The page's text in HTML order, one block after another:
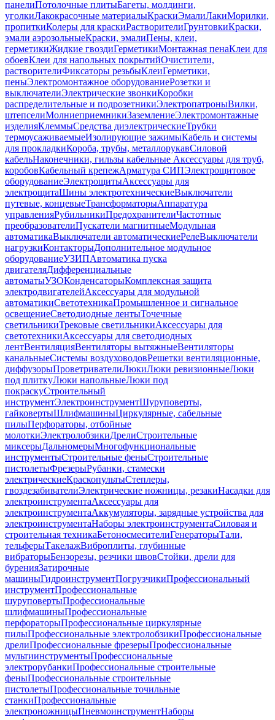
панелиПотолочные плитыБагеты, молдинги,
уголкиЛакокрасочные материалыКраскиЭмалиЛакиМорилки,
пропиткиКолеры для краскиРастворителиГрунтовкиКраски,
эмали аэрозольныеКраски, эмалиПены, клеи,
герметикиЖидкие гвоздиГерметикиМонтажная пенаКлеи для
обоевКлеи для напольных покрытийОчистители,
растворителиФиксаторы резьбыКлеиГерметики,
пеныЭлектромонтажное оборудованиеРозетки и
выключателиЭлектрические звонкиКоробки
распределительные и подрозетникиЭлектропатроныВилки,
штепселиМолниеприемникиЗаземлениеЭлектромонтажные
изделияКлеммыСредства диэлектрическиеТрубки
термоусаживаемыеИзолирующие зажимыКабель и системы
для прокладкиКороба, трубы, металлорукавСиловой
кабельНаконечники, гильзы кабельные Аксессуары для труб,
коробовКабельный крепежАрматура СИПЭлектрощитовое
оборудованиеЭлектрощитыАксессуары для
электрощитаШины электротехническиеВыключатели
путевые, концевыеТрансформаторыАппаратура
управленияРубильникиПредохранителиЧастотные
преобразователиПускатели магнитныеМодульная
автоматикаВыключатели автоматическиеРелеВыключатели
нагрузкиКонтакторыДополнительное модульное
оборудованиеУЗИПАвтоматика пуска
двигателяДифференциальные
автоматыУЗОКонденсаторыКомплексная защита
электродвигателейАксессуары для модульной
автоматикиСветотехникаПромышленное и сигнальное
освещениеСветодиодные лентыТочечные
светильникиТрековые светильникиАксессуары для
светотехникиАксессуары для светодиодных
лентВентиляцияВентиляторы вытяжныеВентиляторы
канальныеСистемы воздуховодовРешетки вентиляционные,
диффузорыПроветривателиЛюкиЛюки ревизионныеЛюки
под плиткуЛюки напольныеЛюки под
покраскуСтроительный
инструментЭлектроинструментШуруповерты,
гайковертыШлифмашиныЦиркулярные, сабельные
пилыПерфораторы, отбойные
молоткиЭлектролобзикиДрелиСтроительные
миксерыДальномерыМногофункциональные
инструментыСтроительные феныСтроительные
пистолетыФрезерыРубанки, стамески
электрическиеКраскопультыСтеплеры,
гвоздезабивателиЭлектрические ножницы, резакиНасадки для
электроинструментаАксессуары для
электроинструментаАккумуляторы, зарядные устройства для
электроинструментаНаборы электроинструментаСиловая и
строительная техникаБетоносмесителиГенераторыТали,
тельферыТакелажВиброплиты, глубинные
вибраторыБензорезы, резчики швовСтойки, дрели для
буренияЗатирочные
машиныГидроинструментПогрузчикиПрофессиональный
инструментПрофессиональные
шуруповертыПрофессиональные
шлифмашиныПрофессиональные
перфораторыПрофессиональные циркулярные
пилыПрофессиональные электролобзикиПрофессиональные
дрелиПрофессиональные фрезерыПрофессиональные
мультиинструментыПрофессиональные
электрорубанкиПрофессиональные строительные
феныПрофессиональные строительные
пистолетыПрофессиональные точильные
станкиПрофессиональные
электроножницыПневмоинструментНаборы